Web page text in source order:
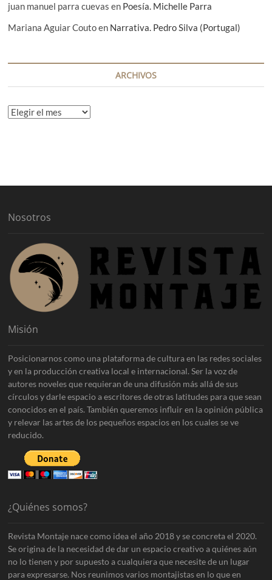
juan manuel parra cuevas en Poesía. Michelle Parra
Mariana Aguiar Coutoen Narrativa. Pedro Silva (Portugal)
ARCHIVOS
A
Nosotros
Misión
Posicionarnos como una plataforma de cultura en las redes sociales
y en la producción creativa local e internacional. Ser la voz de
autores noveles que requieran de una difusión más allá de sus
círculos y darle espacio a escritores de otras latitudes para que sean
conocidos en el país. También queremos influir en la opinión pública
y relevar las artes de los pequeños espacios en los cuales se ve
reducido.
¿Quiénes somos?
Revista Montaje nace como idea el año 2018 y se concreta el 2020.
Se origina de la necesidad de dar un espacio creativo a quiénes aún
no lo tienen y por supuesto a cualquiera que necesite de un lugar
para expresarse. Nos reunimos varios montajistas en lo que en